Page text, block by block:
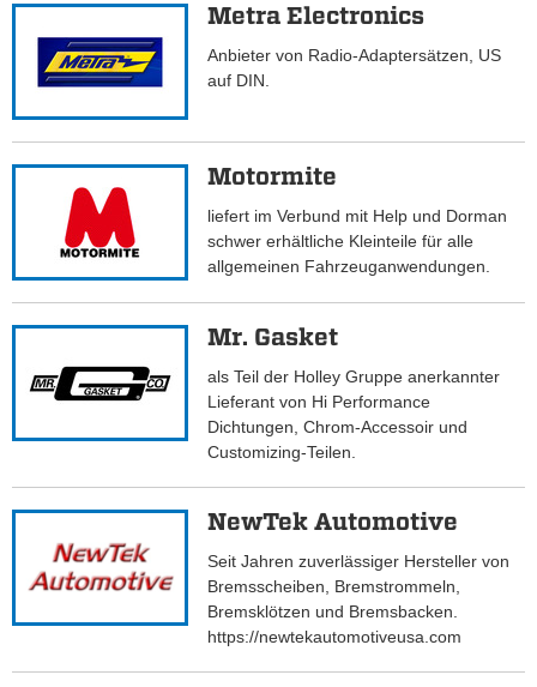
Metra Electronics
Anbieter von Radio-Adaptersätzen, US
auf DIN.
Motormite
liefert im Verbund mit Help und Dorman
schwer erhältliche Kleinteile für alle
allgemeinen Fahrzeuganwendungen.
Mr. Gasket
als Teil der Holley Gruppe anerkannter
Lieferant von Hi Performance
Dichtungen, Chrom-Accessoir und
Customizing-Teilen.
NewTek Automotive
Seit Jahren zuverlässiger Hersteller von
Bremsscheiben, Bremstrommeln,
Bremsklötzen und Bremsbacken.
https://newtekautomotiveusa.com